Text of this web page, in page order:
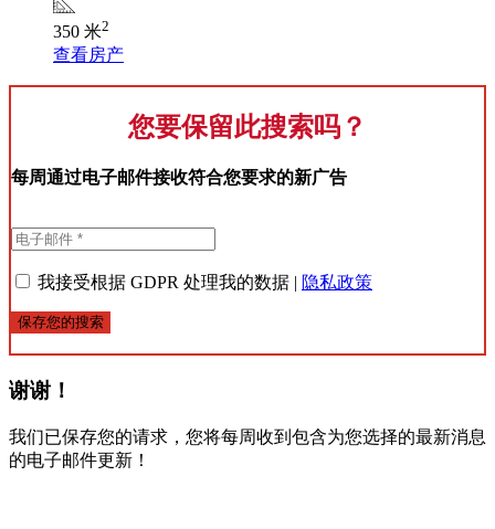
350 米2
查看房产
您要保留此搜索吗？
每周通过电子邮件接收符合您要求的新广告
我接受根据 GDPR 处理我的数据 | 隐私政策
保存您的搜索
谢谢！
我们已保存您的请求，您将每周收到包含为您选择的最新消息
的电子邮件更新！